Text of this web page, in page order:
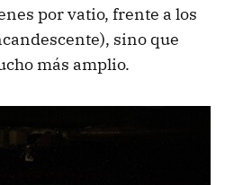
por vatio, frente a los
sino que
más amplio.